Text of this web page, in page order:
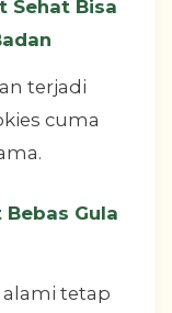
Sehat Bisa
terjadi
cuma
Gula
alami tetap